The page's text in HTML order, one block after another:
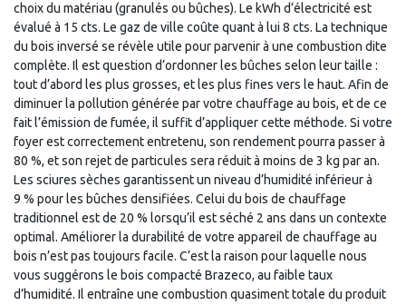
choix du matériau (granulés ou bûches). Le kWh d’électricité est
évalué à 15 cts. Le gaz de ville coûte quant à lui 8 cts. La technique
du bois inversé se révèle utile pour parvenir à une combustion dite
complète. Il est question d’ordonner les bûches selon leur taille :
tout d’abord les plus grosses, et les plus fines vers le haut. Afin de
diminuer la pollution générée par votre chauffage au bois, et de ce
fait l’émission de fumée, il suffit d’appliquer cette méthode. Si votre
foyer est correctement entretenu, son rendement pourra passer à
80 %, et son rejet de particules sera réduit à moins de 3 kg par an.
Les sciures sèches garantissent un niveau d’humidité inférieur à
9 % pour les bûches densifiées. Celui du bois de chauffage
traditionnel est de 20 % lorsqu’il est séché 2 ans dans un contexte
optimal. Améliorer la durabilité de votre appareil de chauffage au
bois n’est pas toujours facile. C’est la raison pour laquelle nous
vous suggérons le bois compacté Brazeco, au faible taux
d’humidité. Il entraîne une combustion quasiment totale du produit